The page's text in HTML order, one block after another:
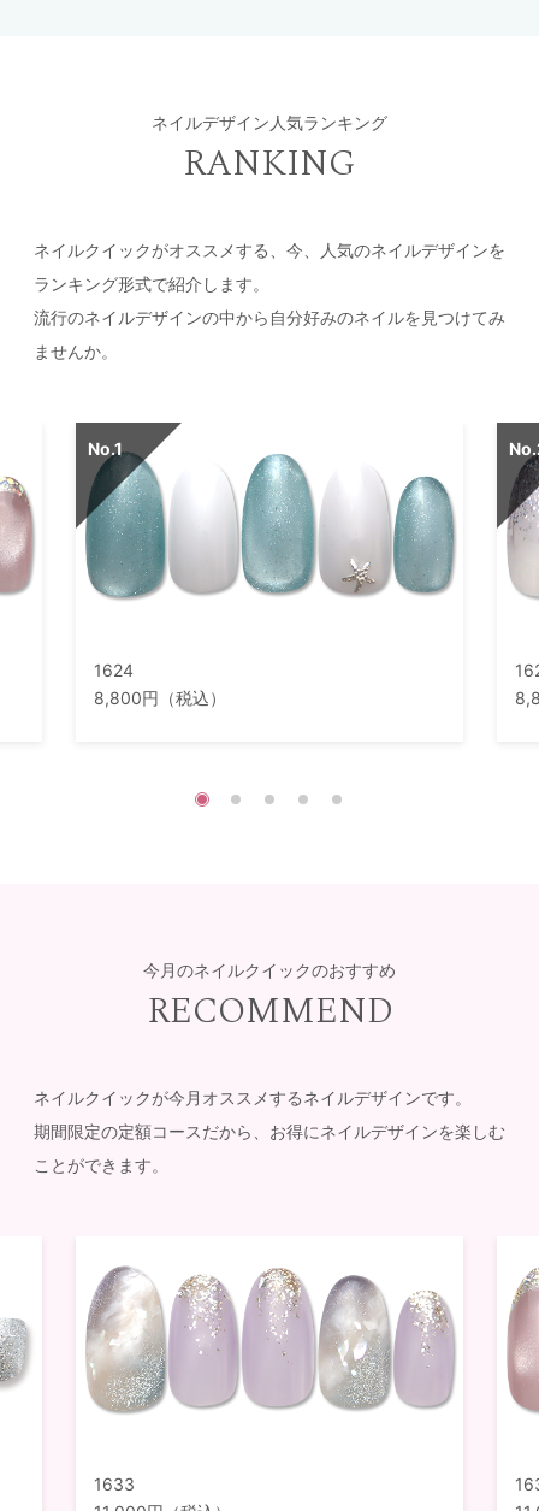
ネイルデザイン人気ランキング
RANKING
ネイルクイックがオススメする、今、人気のネイルデザインを
ランキング形式で紹介します。
流行のネイルデザインの中から自分好みのネイルを見つけてみ
ませんか。
1624
8,800円（税込）
今月のネイルクイックのおすすめ
RECOMMEND
ネイルクイックが今月オススメするネイルデザインです。
期間限定の定額コースだから、お得にネイルデザインを楽しむ
ことができます。
1633